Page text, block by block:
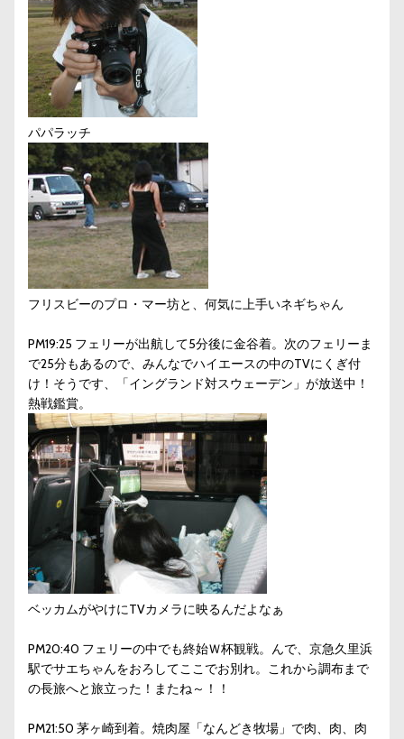
パパラッチ
フリスビーのプロ・マー坊と、何気に上手いネギちゃん
PM19:25 フェリーが出航して5分後に金谷着。次のフェリーま
で25分もあるので、みんなでハイエースの中のTVにくぎ付
け！そうです、「イングランド対スウェーデン」が放送中！
熱戦鑑賞。
ベッカムがやけにTVカメラに映るんだよなぁ
PM20:40 フェリーの中でも終始Ｗ杯観戦。んで、京急久里浜
駅でサエちゃんをおろしてここでお別れ。これから調布まで
の長旅へと旅立った！またね～！！
PM21:50 茅ヶ崎到着。焼肉屋「なんどき牧場」で肉、肉、肉